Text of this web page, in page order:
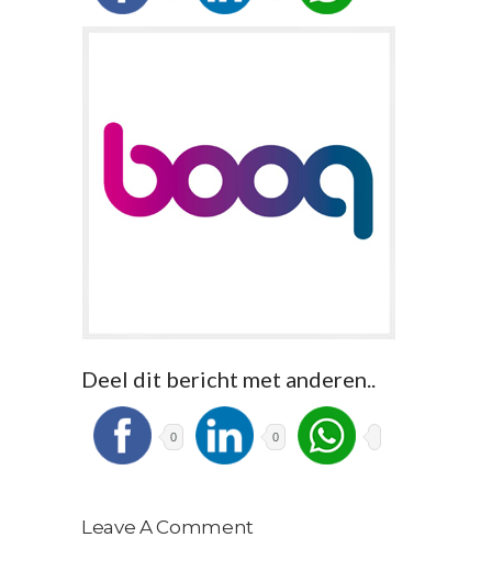
Deel dit bericht met anderen..
0 0
Leave A Comment